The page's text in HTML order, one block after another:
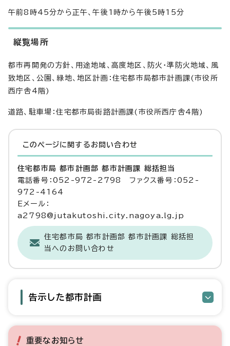
午前8時45分から正午、午後1時から午後5時15分
縦覧場所
都市再開発の方針、用途地域、高度地区、防火・準防火地域、風
致地区、公園、緑地、地区計画：住宅都市局都市計画課(市役所
西庁舎4階)
道路、駐車場：住宅都市局街路計画課(市役所西庁舎4階)
このページに関する お問い合わせ
住宅都市局 都市計画部 都市計画課 総括担当
電話番号：052-972-2798 ファクス番号：052-
972-4164
Eメール：
a2798@jutakutoshi.city.nagoya.lg.jp
住宅都市局 都市計画部 都市計画課 総括担
当へのお問い合わせ
告示した都市計画
重要なお知らせ